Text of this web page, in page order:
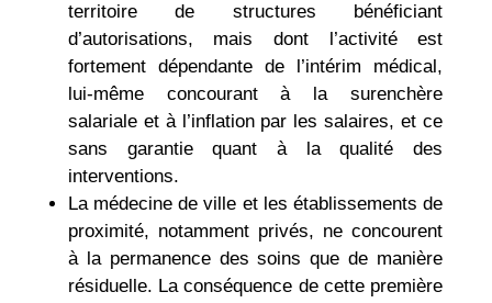
territoire de structures bénéficiant
d’autorisations, mais dont l’activité est
fortement dépendante de l’intérim médical,
lui-même concourant à la surenchère
salariale et à l’inflation par les salaires, et ce
sans garantie quant à la qualité des
interventions.
La médecine de ville et les établissements de
proximité, notamment privés, ne concourent
à la permanence des soins que de manière
résiduelle. La conséquence de cette première